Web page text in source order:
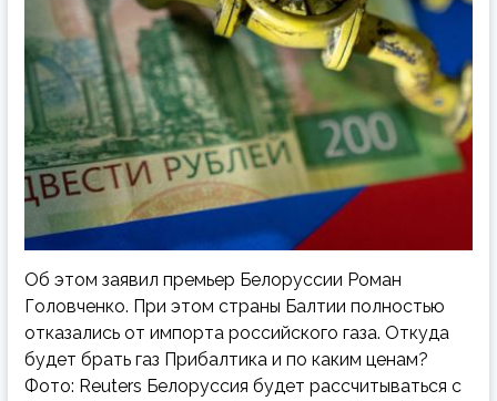
Об этом заявил премьер Белоруссии Роман
Головченко. При этом страны Балтии полностью
отказались от импорта российского газа. Откуда
будет брать газ Прибалтика и по каким ценам?
Фото: Reuters Белоруссия будет рассчитываться с